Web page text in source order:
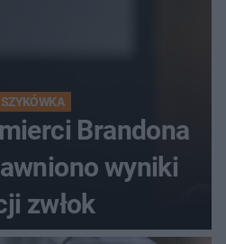
Brandona
wyniki
zwłok